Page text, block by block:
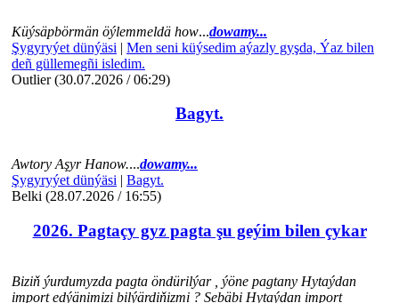
Küýsäpbörmän öýlemmeldä how...dowamy...
Şygyryýet dünýäsi | Men seni küýsedim aýazly gyşda, Ýaz bilen
deñ güllemegñi isledim.
Outlier (30.07.2026 / 06:29)
Bagyt.
Awtory Aşyr Hanow....dowamy...
Şygyryýet dünýäsi | Bagyt.
Belki (28.07.2026 / 16:55)
2026. Pagtaçy gyz pagta şu geýim bilen çykar
Biziň ýurdumyzda pagta öndürilýar , ýöne pagtany Hytaýdan
import edýänimizi bilýärdiňizmi ? Sebäbi Hytaýdan import